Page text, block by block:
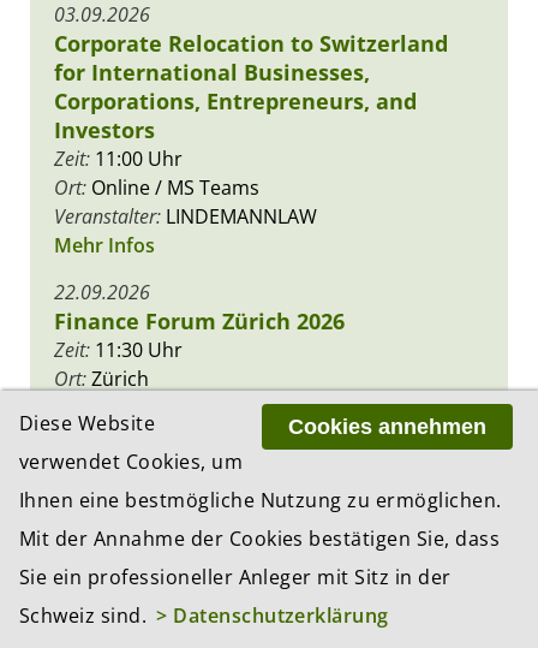
03.09.2026
Corporate Relocation to Switzerland
for International Businesses,
Corporations, Entrepreneurs, and
Investors
Zeit: 11:00 Uhr
Ort: Online / MS Teams
Veranstalter: LINDEMANNLAW
Mehr Infos
22.09.2026
Finance Forum Zürich 2026
Zeit: 11:30 Uhr
Ort:Zürich
Verein Finance Forum Zürich
Mehr Infos
PREMIUM PARTNER
Cookies annehmen
Diese Website
verwendet Cookies, um
Ihnen eine bestmögliche Nutzung zu ermöglichen.
Mit der Annahme der Cookies bestätigen Sie, dass
Sie ein professioneller Anleger mit Sitz in der
Schweiz sind. > Datenschutzerklärung